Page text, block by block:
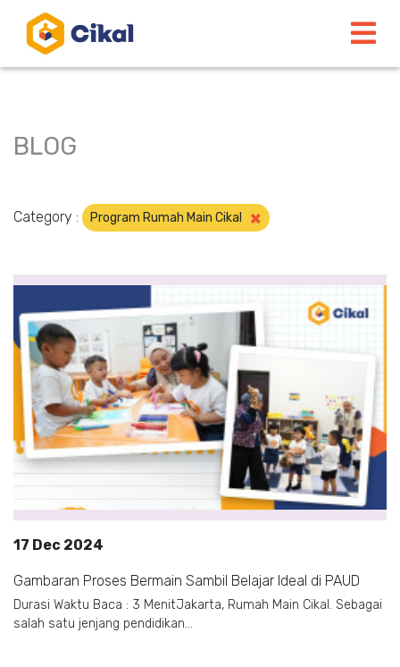
BLOG
Category : Program Rumah Main Cikal ×
17 Dec 2024
Gambaran Proses Bermain Sambil Belajar Ideal di PAUD
Durasi Waktu Baca : 3 MenitJakarta, Rumah Main Cikal. Sebagai
salah satu jenjang pendidikan...